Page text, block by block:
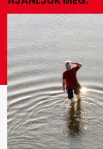
EZ IS